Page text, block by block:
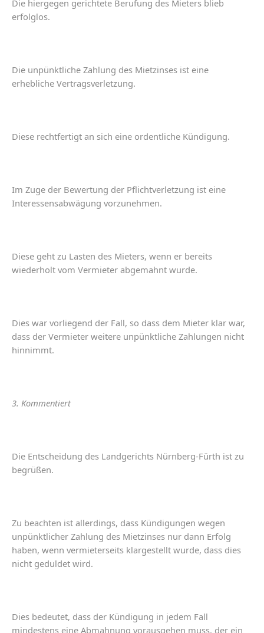
Die hiergegen gerichtete Berufung des Mieters blieb
erfolglos.
Die unpünktliche Zahlung des Mietzinses ist eine
erhebliche Vertragsverletzung.
Diese rechtfertigt an sich eine ordentliche Kündigung.
Im Zuge der Bewertung der Pflichtverletzung ist eine
Interessensabwägung vorzunehmen.
Diese geht zu Lasten des Mieters, wenn er bereits
wiederholt vom Vermieter abgemahnt wurde.
Dies war vorliegend der Fall, so dass dem Mieter klar war,
dass der Vermieter weitere unpünktliche Zahlungen nicht
hinnimmt.
3. Kommentiert
Die Entscheidung des Landgerichts Nürnberg-Fürth ist zu
begrüßen.
Zu beachten ist allerdings, dass Kündigungen wegen
unpünktlicher Zahlung des Mietzinses nur dann Erfolg
haben, wenn vermieterseits klargestellt wurde, dass dies
nicht geduldet wird.
Dies bedeutet, dass der Kündigung in jedem Fall
mindestens eine Abmahnung vorausgehen muss, der ein